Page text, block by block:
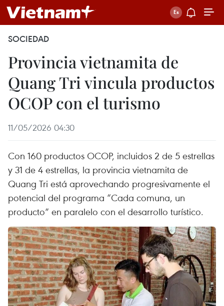
SOCIEDAD
Provincia vietnamita de
Quang Tri vincula productos
OCOP con el turismo
11/05/2026 04:30
Con 160 productos OCOP, incluidos 2 de 5 estrellas
y 31 de 4 estrellas, la provincia vietnamita de
Quang Tri está aprovechando progresivamente el
potencial del programa “Cada comuna, un
producto” en paralelo con el desarrollo turístico.